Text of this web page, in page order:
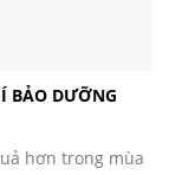
BẢO DƯỠNG
hơn trong mùa